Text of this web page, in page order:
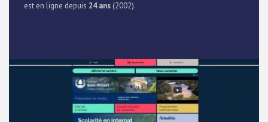
est en ligne depuis 24 ans (2002).